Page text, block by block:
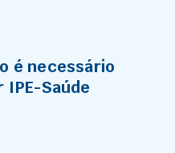
é necessário
IPE-Saúde